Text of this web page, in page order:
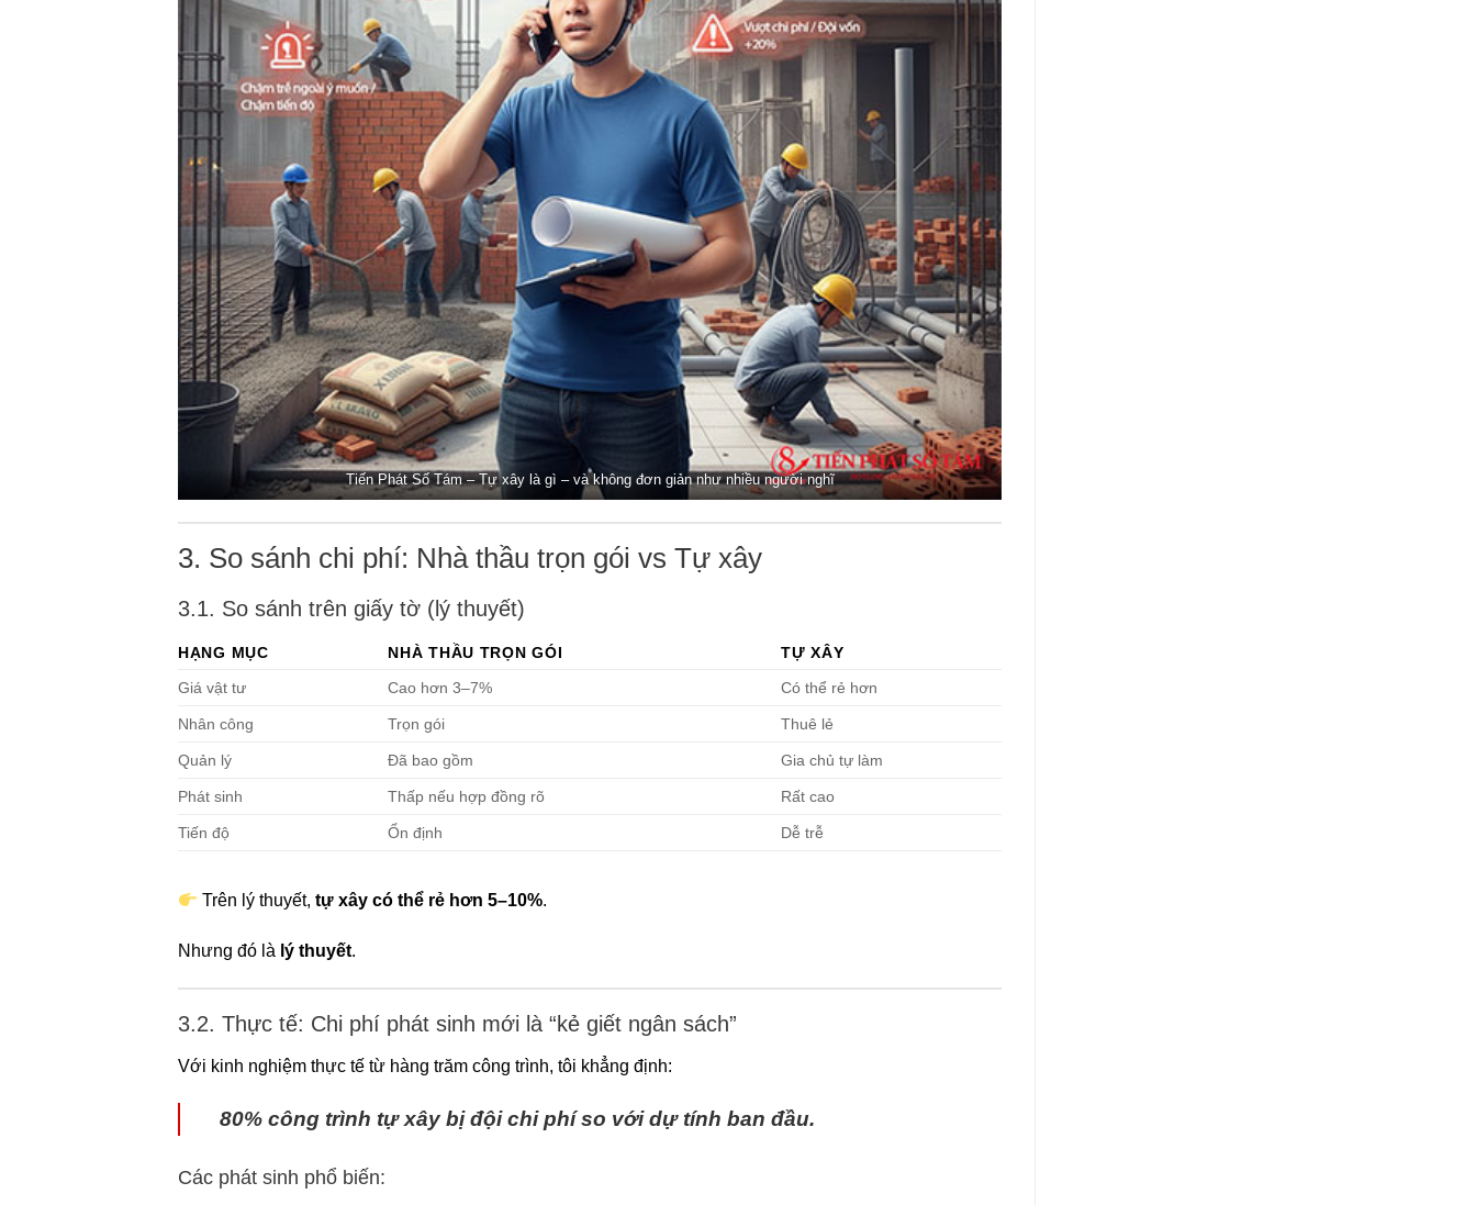
Tiến Phát Số Tám – Tự xây là gì – và không đơn giản như nhiều người nghĩ
3. So sánh chi phí: Nhà thầu trọn gói vs Tự xây
3.1. So sánh trên giấy tờ (lý thuyết)
HẠNG MỤC NHÀ THẦU TRỌN GÓI
TỰ XÂY
Giá vật tư
Cao hơn 3–7% Có thể rẻ hơn
Nhân công Trọn gói Thuê lẻ
Quản lý Đã bao gồm Gia chủ tự làm
Phát sinh Thấp nếu hợp đồng rõ Rất cao
Tiến độ Ổn định Dễ trễ
Trên lý thuyết,tự xây có thể rẻ hơn 5–10%.
Nhưng đó là lý thuyết.
3.2. Thực tế: Chi phí phát sinh mới là “kẻ giết ngân sách”
Với kinh nghiệm thực tế từ hàng trăm công trình, tôi khẳng định:
80% công trình tự xây bị đội chi phí so với dự tính ban đầu.
Các phát sinh phổ biến: